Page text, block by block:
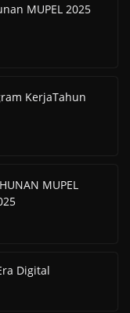
MUPEL 2025
KerjaTahun
MUPEL
Digital